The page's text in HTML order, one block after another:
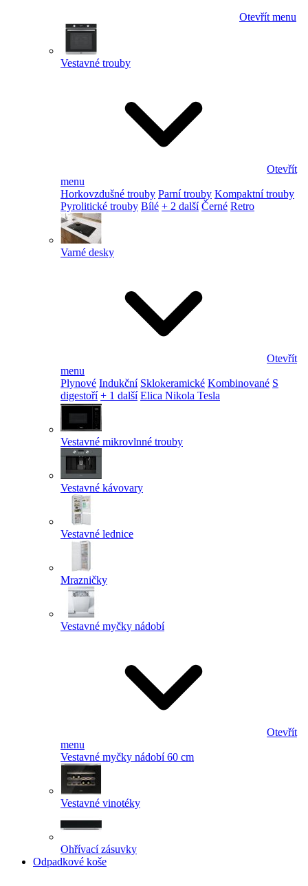
Otevřít menu
Vestavné trouby
Otevřít
menu
Horkovzdušné trouby Parní trouby Kompaktní trouby
Pyrolitické trouby Bílé + 2 další Černé Retro
Varné desky
Otevřít
menu
Plynové Indukční Sklokeramické Kombinované S
digestoří + 1 další Elica Nikola Tesla
Vestavné mikrovlnné trouby
Vestavné kávovary
Vestavné lednice
Mrazničky
Vestavné myčky nádobí
Otevřít
menu
Vestavné myčky nádobí 60 cm
Vestavné vinotéky
Ohřívací zásuvky
Odpadkové koše